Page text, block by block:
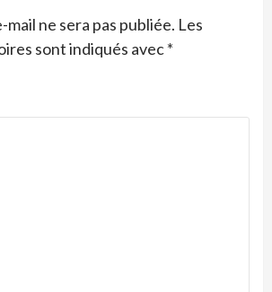
ne sera pas publiée. Les
sont indiqués avec*